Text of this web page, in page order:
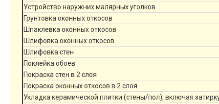
Устройство наружних малярных уголков
Грунтовка оконных откосов
Шпаклевка оконных откосов
Шлифовка оконных откосов
Шлифовка стен
Поклейка обоев
Покраска стен в 2 слоя
Покраска оконных откосов в 2 слоя
Укладка керамической плитки (стены/пол), включая